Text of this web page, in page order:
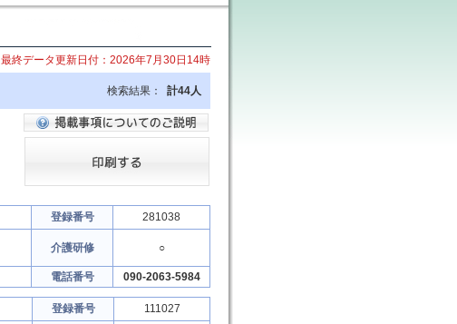
最終データ更新日付：2026年7月30日14時
検索結果： 計44人
登録番号
281038
介護研修 ○
電話番号 090-2063-5984
登録番号
111027